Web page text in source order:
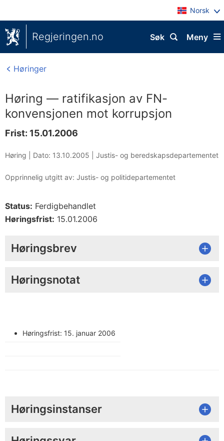
Norsk
Regjeringen.no Meny
Søk
Høringer
Høring — ratifikasjon av FN-
konvensjonen mot korrupsjon
Frist: 15.01.2006
Høring | Dato: 13.10.2005 Justis- og beredskapsdepartementet
Opprinnelig utgitt av: Justis- og politidepartementet
Status: Ferdigbehandlet
Høringsfrist: 15.01.2006
Høringsbrev
Høringsnotat
Høringsfrist: 15. januar 2006
Høringsinstanser